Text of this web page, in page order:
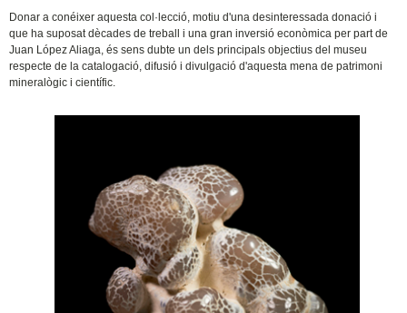
Donar a conéixer aquesta col·lecció, motiu d'una desinteressada donació i
que ha suposat dècades de treball i una gran inversió econòmica per part de
Juan López Aliaga, és sens dubte un dels principals objectius del museu
respecte de la catalogació, difusió i divulgació d'aquesta mena de patrimoni
mineralògic i científic.